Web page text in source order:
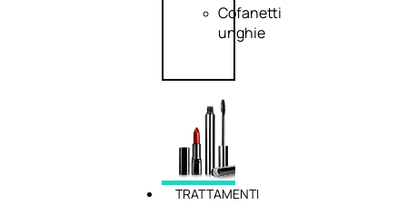
Cofanetti
unghie
TRATTAMENTI